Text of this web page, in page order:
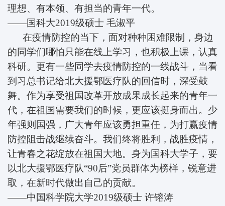
理想、有本领、有担当的青年一代。
——国科大2019级硕士 毛淑平
在疫情防控的当下，面对种种困难限制，身边
的同学们哪怕只能在线上学习，也积极上课，认真
科研。更有一些同学去疫情防控的一线战斗，当看
到习总书记给北大援鄂医疗队的回信时，深受鼓
舞。作为享受祖国改革开放成果成长起来的青年一
代，在祖国需要我们的时候，更应该挺身而出。少
年强则国强，广大青年应该勇担重任，为打赢疫情
防控阻击战继续奋斗。我们终将胜利，战胜疫情，
让青春之花绽放在祖国大地。身为国科大学子，要
以北大援鄂医疗队“90后”党员群体为榜样，锐意进
取，在新时代做出自己的贡献。
——中国科学院大学2019级硕士 许镕涛